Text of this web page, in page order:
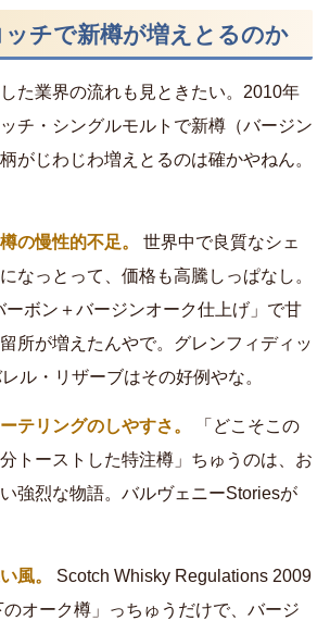
チで新樽が増えとるのか
た業界の流れも見ときたい。2010年
チ・シングルモルトで新樽（バージン
がじわじわ増えとるのは確かやねん。
の慢性的不足。
世界中で良質なシェ
なっとって、価格も高騰しっぱなし。
ーボン＋バージンオーク仕上げ」で甘
所が増えたんやで。グレンフィディッ
ル・リザーブはその好例やな。
テリングのしやすさ。
「どこそこの
トーストした特注樽」ちゅうのは、お
強烈な物語。バルヴェニーStoriesが
風。
Scotch Whisky Regulations 2009
オーク樽」っちゅうだけで、バージ